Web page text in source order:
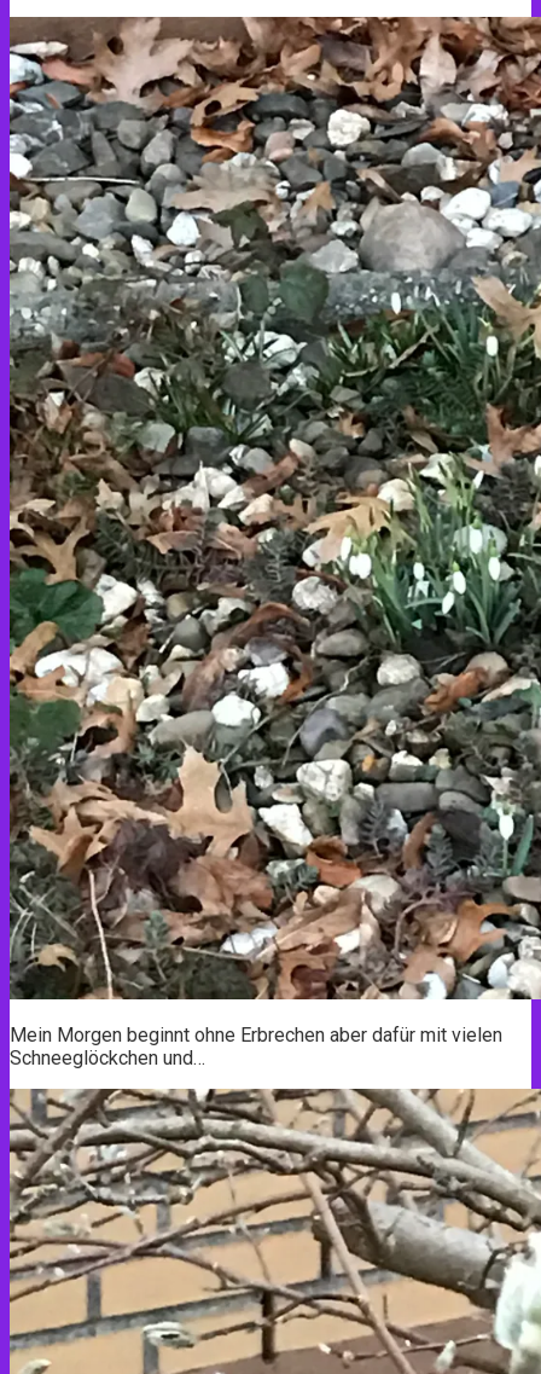
Mein Morgen beginnt ohne Erbrechen aber dafür mit vielen
Schneeglöckchen und…